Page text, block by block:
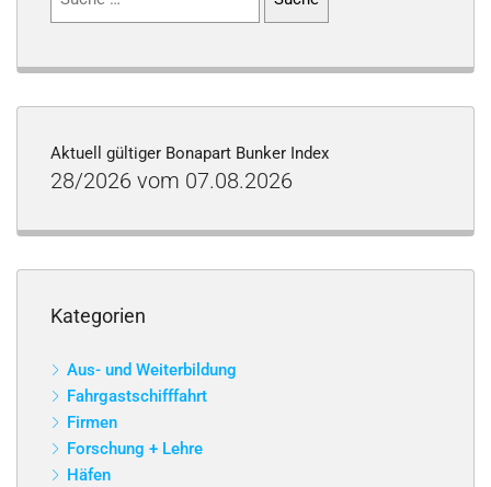
Aktuell gültiger Bonapart Bunker Index
28/2026 vom 07.08.2026
Kategorien
Aus- und Weiterbildung
Fahrgastschifffahrt
Firmen
Forschung + Lehre
Häfen